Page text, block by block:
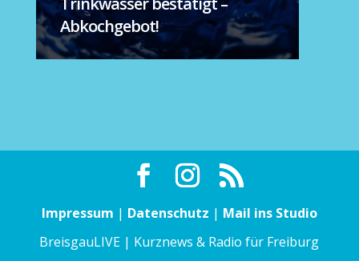
Abkochgebot!
Impressum | Datenschutz | Mail ins Studio
BreisgauLIVE | Kurznews & Radio für Freiburg